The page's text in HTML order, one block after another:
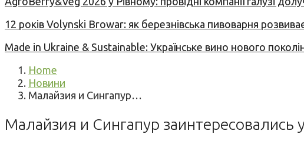
12 років Volynski Browar: як березнівська пивоварня
Made in Ukraine & Sustainable: Українське вино нового
Home
Новини
Малайзия и Сингапур…
Малайзия и Сингапур